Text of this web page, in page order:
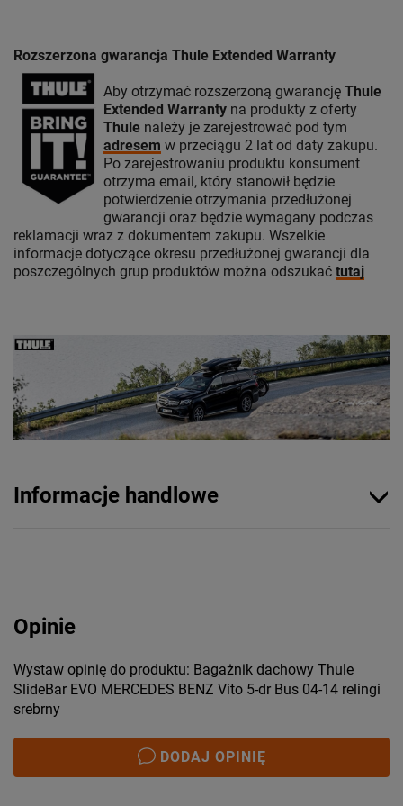
Rozszerzona gwarancja Thule Extended Warranty
Aby otrzymać rozszerzoną gwarancję Thule
Extended Warranty na produkty z oferty
Thule należy je zarejestrować pod tym
adresem w przeciągu 2 lat od daty zakupu.
Po zarejestrowaniu produktu konsument
otrzyma email, który stanowił będzie
potwierdzenie otrzymania przedłużonej
gwarancji oraz będzie wymagany podczas
reklamacji wraz z dokumentem zakupu. Wszelkie
informacje dotyczące okresu przedłużonej gwarancji dla
poszczególnych grup produktów można odszukać tutaj
Informacje handlowe
Opinie
Wystaw opinię do produktu: Bagażnik dachowy Thule
SlideBar EVO MERCEDES BENZ Vito 5-dr Bus 04-14 relingi
srebrny
DODAJ OPINIĘ